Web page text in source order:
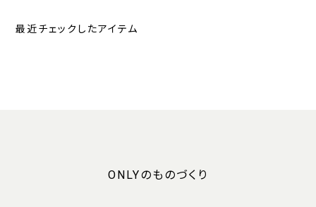
最近チェックしたアイテム
ONLYのものづくり